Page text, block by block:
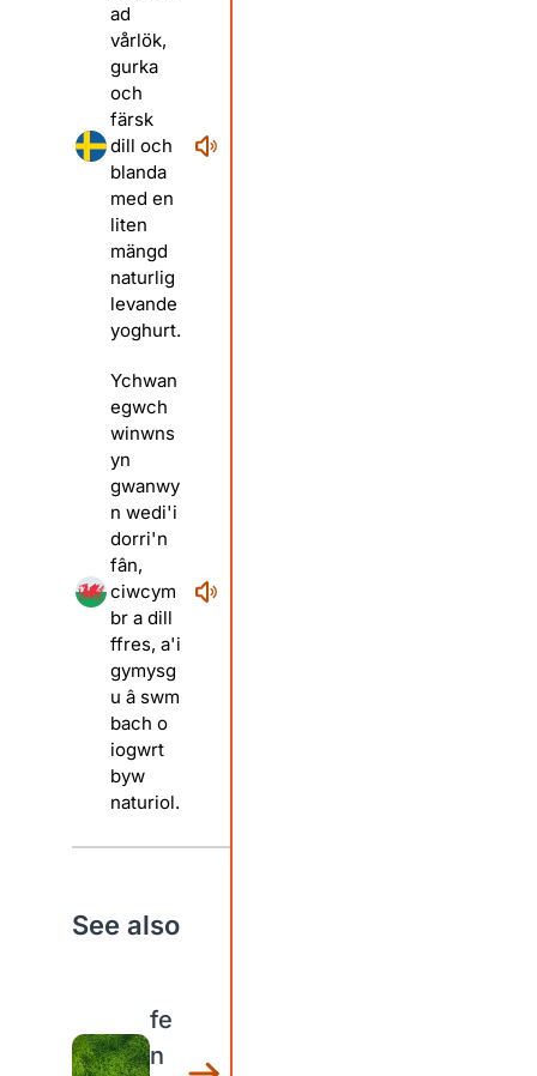
ad
vårlök,
gurka
och
färsk
dill och
blanda
med en
liten
mängd
naturlig
levande
yoghurt.
Ychwan
egwch
winwns
yn
gwanwy
n wedi'i
dorri'n
fân,
ciwcym
br a dill
ffres, a'i
gymysg
u â swm
bach o
iogwrt
byw
naturiol.
See also
fe
n